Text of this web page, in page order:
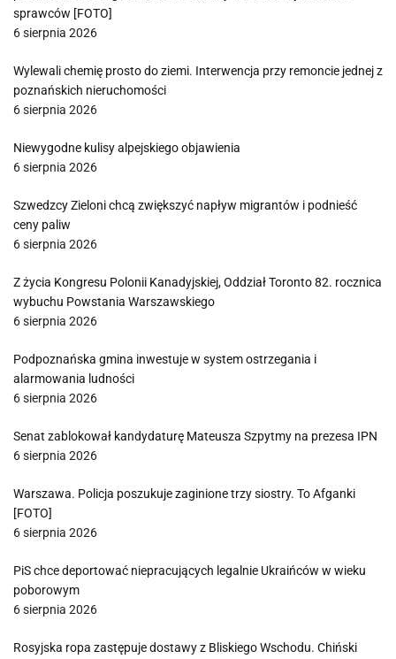
sprawców [FOTO]
6 sierpnia 2026
Wylewali chemię prosto do ziemi. Interwencja przy remoncie jednej z
poznańskich nieruchomości
6 sierpnia 2026
Niewygodne kulisy alpejskiego objawienia
6 sierpnia 2026
Szwedzcy Zieloni chcą zwiększyć napływ migrantów i podnieść
ceny paliw
6 sierpnia 2026
Z życia Kongresu Polonii Kanadyjskiej, Oddział Toronto 82. rocznica
wybuchu Powstania Warszawskiego
6 sierpnia 2026
Podpoznańska gmina inwestuje w system ostrzegania i
alarmowania ludności
6 sierpnia 2026
Senat zablokował kandydaturę Mateusza Szpytmy na prezesa IPN
6 sierpnia 2026
Warszawa. Policja poszukuje zaginione trzy siostry. To Afganki
[FOTO]
6 sierpnia 2026
PiS chce deportować niepracujących legalnie Ukraińców w wieku
poborowym
6 sierpnia 2026
Rosyjska ropa zastępuje dostawy z Bliskiego Wschodu. Chiński